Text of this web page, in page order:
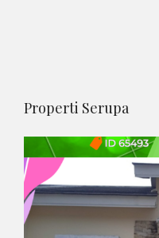
Properti Serupa